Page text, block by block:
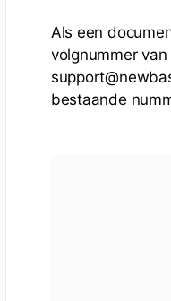
Als een
volgnummer
bestaande